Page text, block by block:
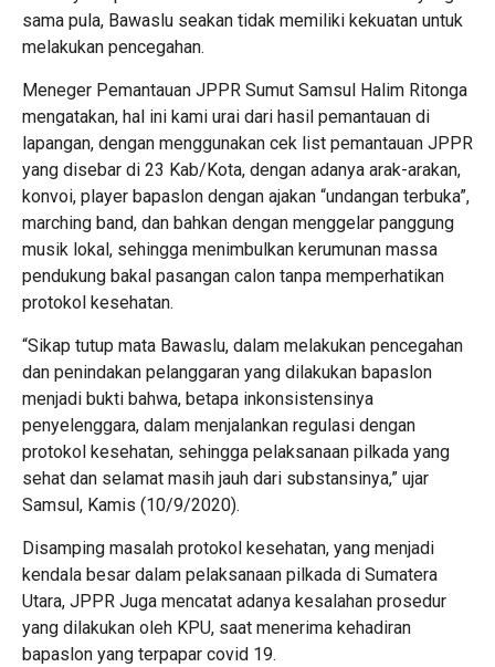
sama pula, Bawaslu seakan tidak memiliki kekuatan untuk
melakukan pencegahan.
Meneger Pemantauan JPPR Sumut Samsul Halim Ritonga
mengatakan, hal ini kami urai dari hasil pemantauan di
lapangan, dengan menggunakan cek list pemantauan JPPR
yang disebar di 23 Kab/Kota, dengan adanya arak-arakan,
konvoi, player bapaslon dengan ajakan “undangan terbuka”,
marching band, dan bahkan dengan menggelar panggung
musik lokal, sehingga menimbulkan kerumunan massa
pendukung bakal pasangan calon tanpa memperhatikan
protokol kesehatan.
“Sikap tutup mata Bawaslu, dalam melakukan pencegahan
dan penindakan pelanggaran yang dilakukan bapaslon
menjadi bukti bahwa, betapa inkonsistensinya
penyelenggara, dalam menjalankan regulasi dengan
protokol kesehatan, sehingga pelaksanaan pilkada yang
sehat dan selamat masih jauh dari substansinya,” ujar
Samsul, Kamis (10/9/2020).
Disamping masalah protokol kesehatan, yang menjadi
kendala besar dalam pelaksanaan pilkada di Sumatera
Utara, JPPR Juga mencatat adanya kesalahan prosedur
yang dilakukan oleh KPU, saat menerima kehadiran
bapaslon yang terpapar covid 19.